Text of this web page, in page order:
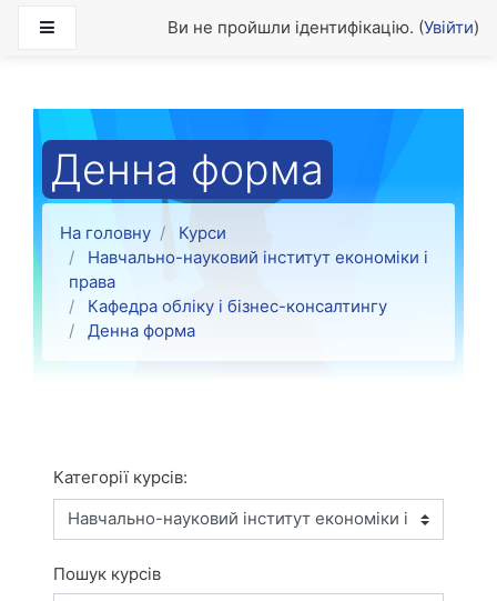
Бокова панельВи не пройшли ідентифікацію. (Увійти)
Денна форма
На головну
Курси
Навчально-науковий інститут економіки і
права
Кафедра обліку і бізнес-консалтингу
Денна форма
Категорії курсів:
Пошук курсів